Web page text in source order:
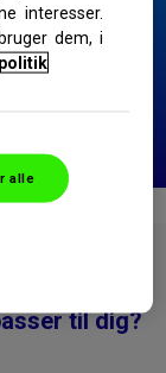
dig
til dig?
interesser.
dem, i
alle